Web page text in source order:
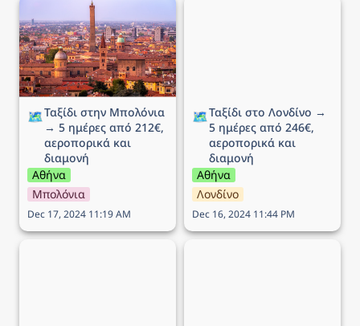
5 ημέρες από 212€,
αεροπορικά και διαμονή
🗺️Ταξίδι στην Μπολόνια
→ 5 ημέρες από 212€,
αεροπορικά και
διαμονή
Αθήνα
Μπολόνια
Dec 17, 2024 11:19 AM
🗺️Ταξίδι στο Λονδίνο →
5 ημέρες από 246€,
αεροπορικά και
διαμονή
Αθήνα
Λονδίνο
Dec 16, 2024 11:44 PM